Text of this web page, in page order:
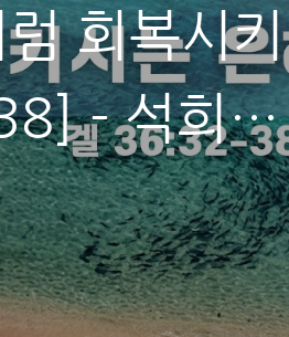
회복시키
- 석희정
시는 새영,
최기혁 목